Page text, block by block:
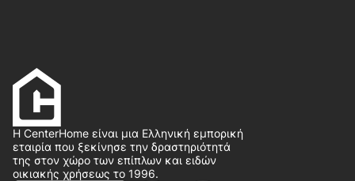
Η CenterHome είναι μια Ελληνική εμπορική
εταιρία που ξεκίνησε την δραστηριότητά
της στον χώρο των επίπλων και ειδών
οικιακής χρήσεως το 1996.